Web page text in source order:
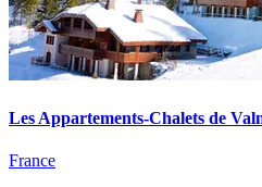
Les Appartements-Chalets de
France